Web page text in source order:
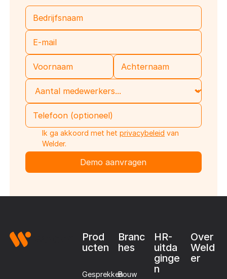
Ik ga akkoord met hetprivacybeleid van
Welder.
Prod
ucten
Gesprekken
Branc
hes
Bouw
HR-
uitda
ginge
n
Over
Weld
er